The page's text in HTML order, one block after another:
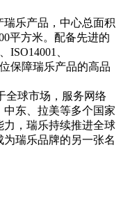
乐产品，中心总面积
平方米。配备先进的
ISO14001、
保障瑞乐产品的高品
全球市场，服务网络
东、拉美等多个国家
，瑞乐持续推进全球
瑞乐品牌的另一张名